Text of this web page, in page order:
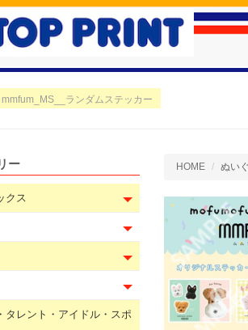
mmfum_MS__ランダムステッカー
HOME ぬい
ー
クス
タレント・アイドル・スポ